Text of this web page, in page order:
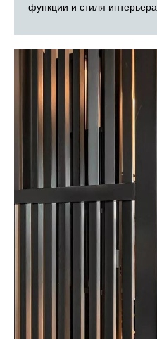
функции и стиля интерьера.